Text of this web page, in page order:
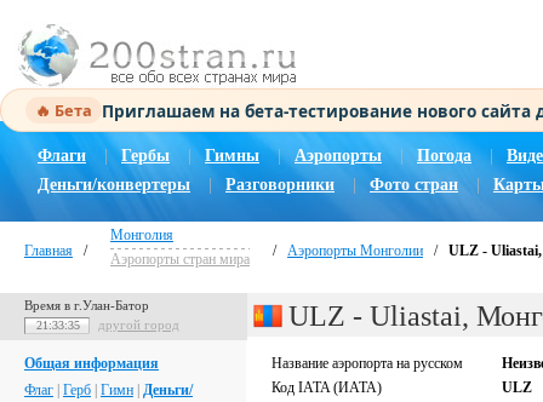
🔥 Бета Приглашаем на бета-тестирование нового
Флаги Гербы Гимны | Аэропорты Погода |
Деньги/конвертеры
Разговорники Фото стран
Главная /
Монголия
Аэропорты стран мира
/ Аэропорты Монголии / ULZ -
Время в г.Улан-Батор
21:33:35 другой город
Общая информация
Флаг Герб Гимн Деньги/
ULZ - Uliastai,
Название аэропорта на русском
Код IATA (ИАТА)
ULZ